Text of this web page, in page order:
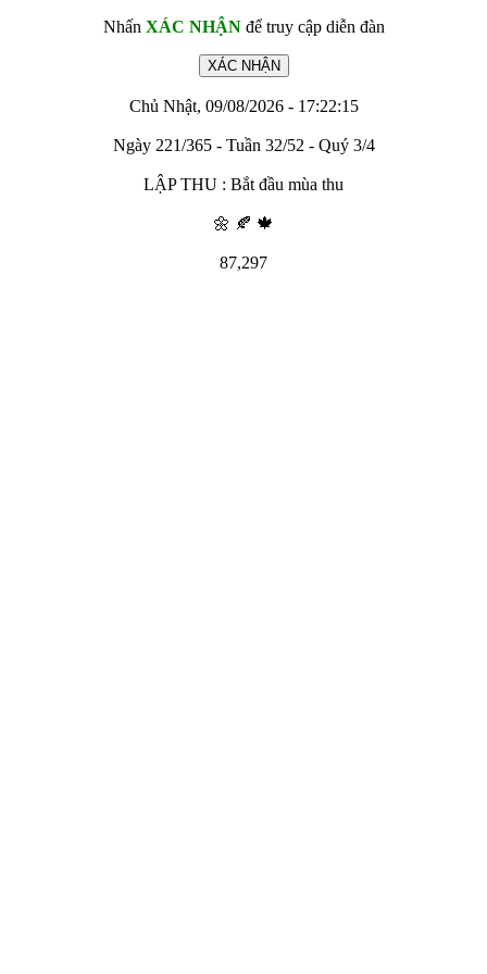
Nhấn XÁC NHẬNđể truy cập diễn đàn
Chủ Nhật, 09/08/2026 - 17:22:15
Ngày 221/365 - Tuần 32/52 - Quý 3/4
LẬP THU : Bắt đầu mùa thu
🌼 🍂 🍁
87,297